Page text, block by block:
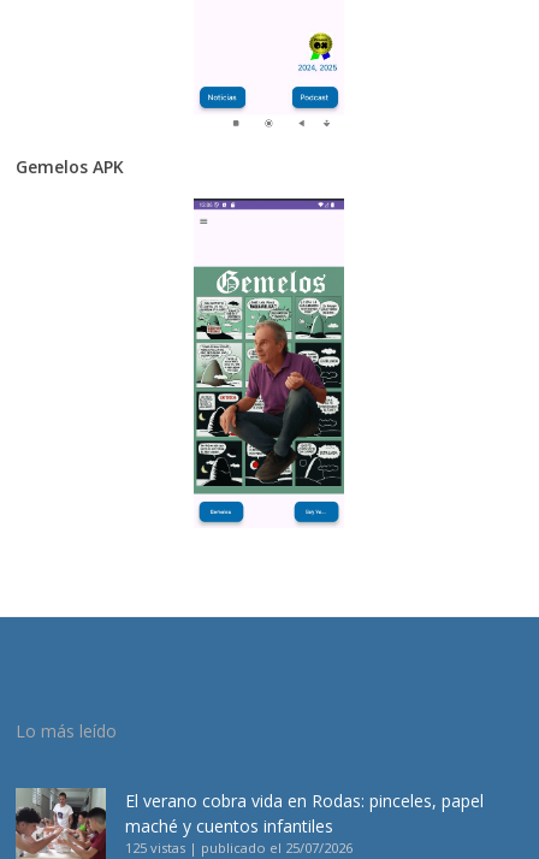
Gemelos APK
Lo más leído
El verano cobra vida en Rodas: pinceles, papel
maché y cuentos infantiles
125 vistas | publicado el 25/07/2026